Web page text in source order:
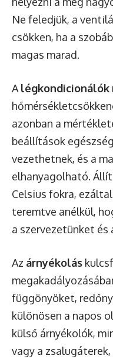
Ne feledjük, a
csökken, ha a
magas marad.
A légkondicionálók
azonban a
beállítások
vezethetnek, és a
elhanyagolható.
Celsius fokra,
teremtve anélkül,
a szervezetünket és
Az árnyékolás
függönyöket,
különösen a napos
külső árnyékolók,
vagy a